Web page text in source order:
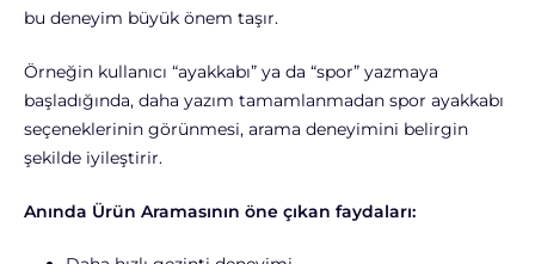
bu deneyim büyük önem taşır.
Örneğin kullanıcı “ayakkabı” ya da “spor” yazmaya
başladığında, daha yazım tamamlanmadan spor ayakkabı
seçeneklerinin görünmesi, arama deneyimini belirgin
şekilde iyileştirir.
Anında Ürün Aramasının öne çıkan faydaları: